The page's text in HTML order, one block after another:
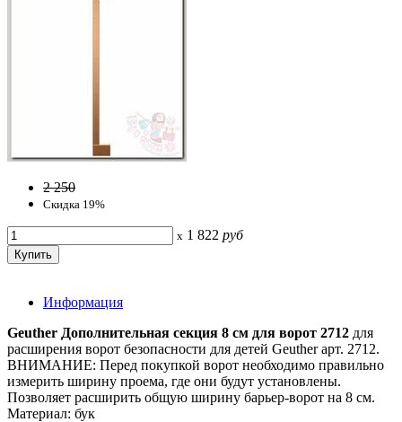
2 250
Скидка 19%
x 1 822 руб
Информация
Geuther Дополнительная секция 8 см для ворот 2712 для
расширения ворот безопасности для детей Geuther арт. 2712.
ВНИМАНИЕ: Перед покупкой ворот необходимо правильно
измерить ширину проема, где они будут установлены.
Позволяет расширить общую ширину барьер-ворот на 8 см.
Материал: бук